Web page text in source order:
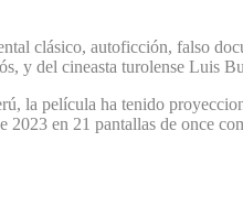
clásico, autoficción, falso
y del cineasta turolense Luis
la película ha tenido
en 21 pantallas de once